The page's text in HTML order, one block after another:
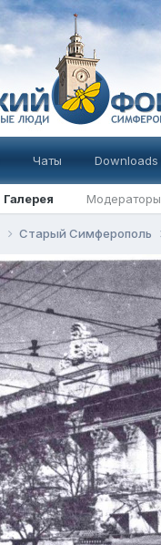
Галерея Модераторы
Чаты Downloads
Старый Симферополь